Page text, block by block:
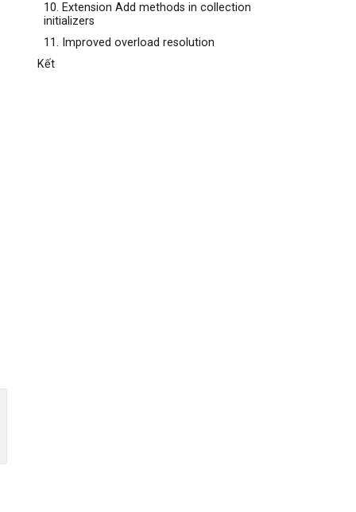
10. Extension Add methods in collection
initializers
11. Improved overload resolution
Kết